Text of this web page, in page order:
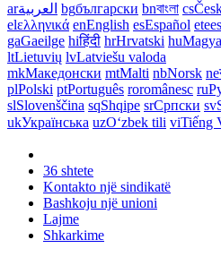
arالعربية bgбългарски bnবাংলা cs
elελληνικά enEnglish esEspañol et
gaGaeilge hiहिंदी hrHrvatski hu
ltLietuvių lvLatviešu valoda
mkМакедонски mtMalti nbNorsk ne
plPolski ptPortuguês roromânesc ru
slSlovenščina sqShqipe srСрпски sv
ukУкраїнська uzOʻzbek tili viTiếng
36 shtete
Kontakto një sindikatë
Bashkoju një unioni
Lajme
Shkarkime